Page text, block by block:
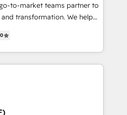
HIPAA-compliance
to-market teams partner to
transformation. We help
operationalize HubSpot’s
through expert-led
and purpose-built apps,
Drive pipeline with inbound,